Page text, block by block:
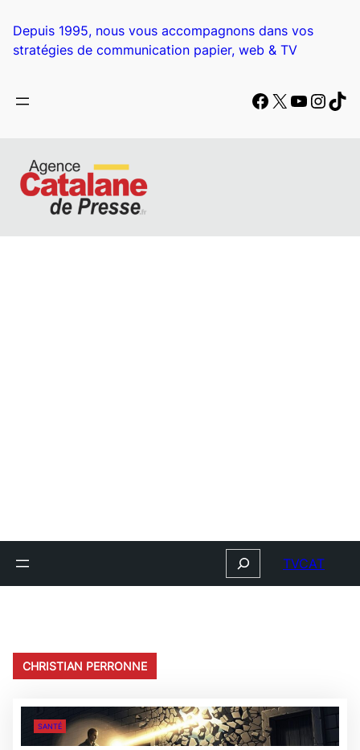
contenu
Depuis 1995, nous vous accompagnons dans vos
stratégies de communication papier, web & TV
Facebook
X
Search TVCAT
CHRISTIAN PERRONNE
SANTÉ